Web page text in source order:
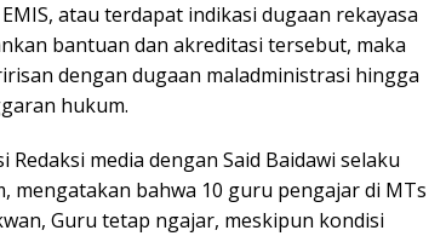
atau terdapat indikasi dugaan rekayasa
bantuan dan akreditasi tersebut, maka
dengan dugaan maladministrasi hingga
hukum.
media dengan Said Baidawi selaku
mengatakan bahwa 10 guru pengajar di MTs
Guru tetap ngajar, meskipun kondisi